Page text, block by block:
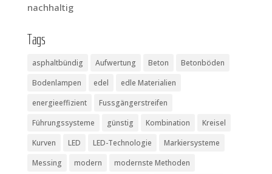
nachhaltig
Tags
asphaltbündig Aufwertung Beton
Betonböden
Bodenlampen
edel
edle Materialien
energieeffizient
Fussgängerstreifen
Führungssysteme
günstig Kombination
Kreisel
Kurven
LED LED-Technologie
Markiersysteme
Messing
modern
modernste Methoden